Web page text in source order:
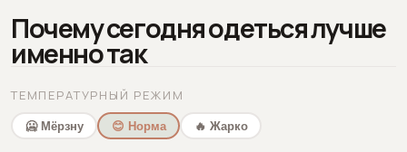
Почему сегодня одеться лучше
именно так
ТЕМПЕРАТУРНЫЙ РЕЖИМ
🥶 Мёрзну 😊 Норма 🔥 Жарко